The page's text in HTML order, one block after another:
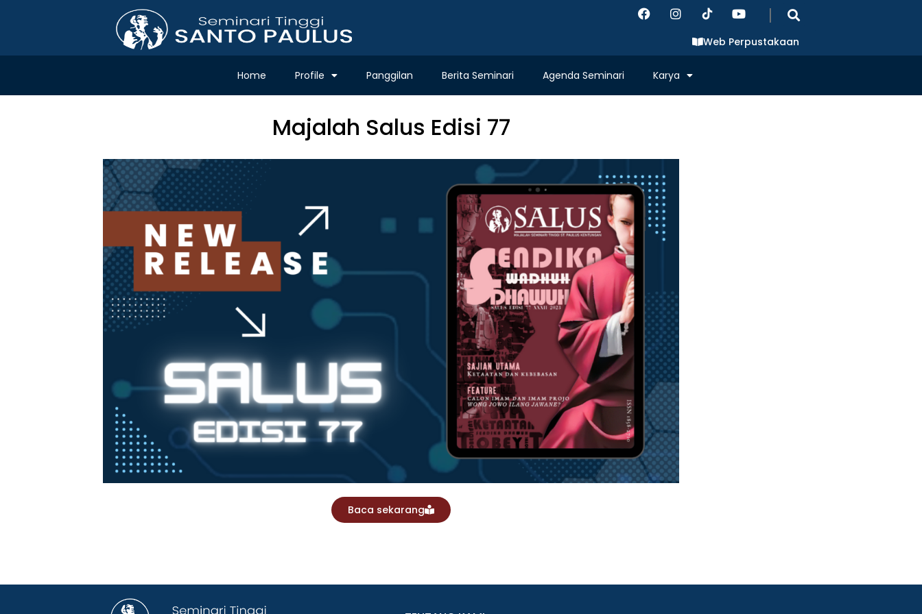
|
Web Perpustakaan
Home Profile Panggilan Berita Seminari Agenda Seminari Karya
Majalah Salus Edisi 77
Baca sekarang